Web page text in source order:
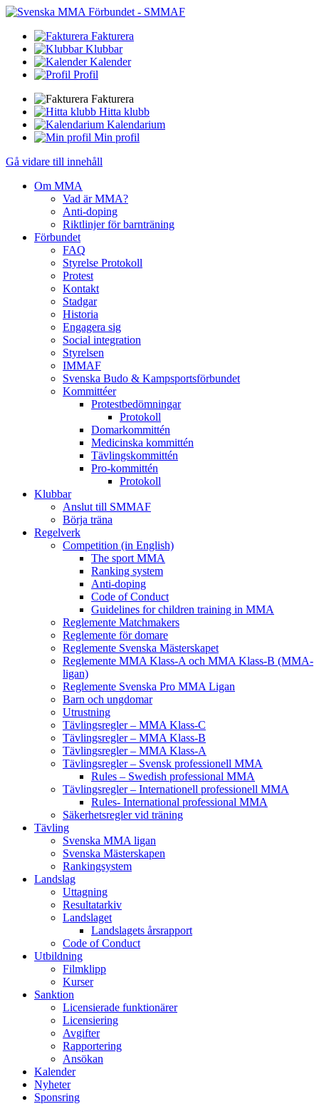
Fakturera
Klubbar
Kalender
Profil
Fakturera
Hitta klubb
Kalendarium
Min profil
Gå vidare till innehåll
Om MMA
Vad är MMA?
Anti-doping
Riktlinjer för barnträning
Förbundet
FAQ
Styrelse Protokoll
Protest
Kontakt
Stadgar
Historia
Engagera sig
Social integration
Styrelsen
IMMAF
Svenska Budo & Kampsportsförbundet
Kommittéer
Protestbedömningar
Protokoll
Domarkommittén
Medicinska kommittén
Tävlingskommittén
Pro-kommittén
Protokoll
Klubbar
Anslut till SMMAF
Börja träna
Regelverk
Competition (in English)
The sport MMA
Ranking system
Anti-doping
Code of Conduct
Guidelines for children training in MMA
Reglemente Matchmakers
Reglemente för domare
Reglemente Svenska Mästerskapet
Reglemente MMA Klass-A och MMA Klass-B (MMA-
ligan)
Reglemente Svenska Pro MMA Ligan
Barn och ungdomar
Utrustning
Tävlingsregler – MMA Klass-C
Tävlingsregler – MMA Klass-B
Tävlingsregler – MMA Klass-A
Tävlingsregler – Svensk professionell MMA
Rules – Swedish professional MMA
Tävlingsregler – Internationell professionell MMA
Rules- International professional MMA
Säkerhetsregler vid träning
Tävling
Svenska MMA ligan
Svenska Mästerskapen
Rankingsystem
Landslag
Uttagning
Resultatarkiv
Landslaget
Landslagets årsrapport
Code of Conduct
Utbildning
Filmklipp
Kurser
Sanktion
Licensierade funktionärer
Licensiering
Avgifter
Rapportering
Ansökan
Kalender
Nyheter
Sponsring